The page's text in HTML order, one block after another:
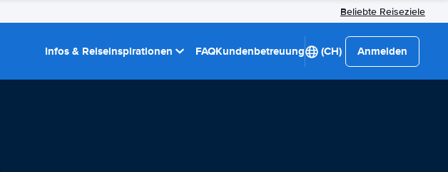
Beliebte Reiseziele
Infos & Reiseinspirationen FAQKundenbetreuung (CH) Anmelden